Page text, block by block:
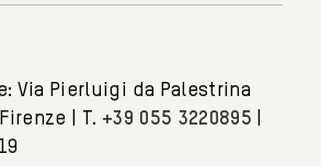
Via Pierluigi da Palestrina
| T. +39 055 3220895